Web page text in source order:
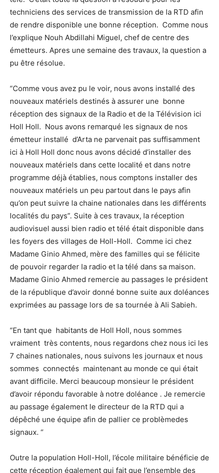
techniciens des services de transmission de la RTD afin
de rendre disponible une bonne réception. Comme nous
l’explique Nouh Abdillahi Miguel, chef de centre des
émetteurs. Apres une semaine des travaux, la question a
pu être résolue.
“Comme vous avez pu le voir, nous avons installé des
nouveaux matériels destinés à assurer une bonne
réception des signaux de la Radio et de la Télévision ici
Holl Holl. Nous avons remarqué les signaux de nos
émetteur installé d’Arta ne parvenait pas suffisamment
ici à Holl Holl donc nous avons décidé d’installer des
nouveaux matériels dans cette localité et dans notre
programme déjà établies, nous comptons installer des
nouveaux matériels un peu partout dans le pays afin
qu’on peut suivre la chaine nationales dans les différents
localités du pays”. Suite à ces travaux, la réception
audiovisuel aussi bien radio et télé était disponible dans
les foyers des villages de Holl-Holl. Comme ici chez
Madame Ginio Ahmed, mère des familles qui se félicite
de pouvoir regarder la radio et la télé dans sa maison.
Madame Ginio Ahmed remercie au passages le président
de la république d’avoir donné bonne suite aux doléances
exprimées au passage lors de sa tournée à Ali Sabieh.
“En tant que habitants de Holl Holl, nous sommes
vraiment très contents, nous regardons chez nous ici les
7 chaines nationales, nous suivons les journaux et nous
sommes connectés maintenant au monde ce qui était
avant difficile. Merci beaucoup monsieur le président
d’avoir répondu favorable à notre doléance . Je remercie
au passage également le directeur de la RTD qui a
dépêché une équipe afin de pallier ce problèmedes
signaux. “
Outre la population Holl-Holl, l’école militaire bénéficie de
cette réception également qui fait que l’ensemble des